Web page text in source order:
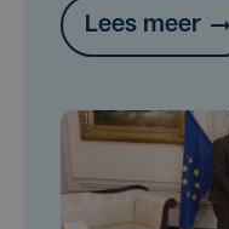
Lees meer